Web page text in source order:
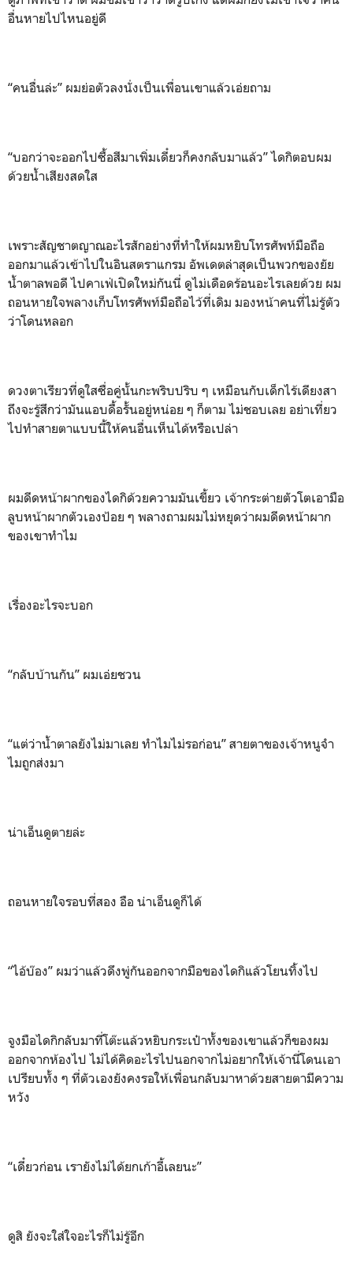
อื่นหายไปไหนอยู่ดี
“คนอื่นล่ะ” ผมย่อตัวลงนั่งเป็นเพื่อนเขาแล้วเอ่ยถาม
“บอกว่าจะออกไปซื้อสีมาเพิ่มเดี๋ยวก็คงกลับมาแล้ว” ไดกิตอบผม
ด้วยน้ำเสียงสดใส
เพราะสัญชาตญาณอะไรสักอย่างที่ทำให้ผมหยิบโทรศัพท์มือถือ
ออกมาแล้วเข้าไปในอินสตราแกรม อัพเดตล่าสุดเป็นพวกของยัย
น้ำตาลพอดี ไปคาเฟ่เปิดใหม่กันนี่ ดูไม่เดือดร้อนอะไรเลยด้วย ผม
ถอนหายใจพลางเก็บโทรศัพท์มือถือไว้ที่เดิม มองหน้าคนที่ไม่รู้ตัว
ว่าโดนหลอก
ดวงตาเรียวที่ดูใสซื่อคู่นั้นกะพริบปริบ ๆ เหมือนกับเด็กไร้เดียงสา
ถึงจะรู้สึกว่ามันแอบดื้อรั้นอยู่หน่อย ๆ ก็ตาม ไม่ชอบเลย อย่าเที่ยว
ไปทำสายตาแบบนี้ให้คนอื่นเห็นได้หรือเปล่า
ผมดีดหน้าผากของไดกิด้วยความมันเขี้ยว เจ้ากระต่ายตัวโตเอามือ
ลูบหน้าผากตัวเองป้อย ๆ พลางถามผมไม่หยุดว่าผมดีดหน้าผาก
ของเขาทำไม
เรื่องอะไรจะบอก
“กลับบ้านกัน” ผมเอ่ยชวน
“แต่ว่าน้ำตาลยังไม่มาเลย ทำไมไม่รอก่อน” สายตาของเจ้าหนูจำ
ไมถูกส่งมา
น่าเอ็นดูตายล่ะ
ถอนหายใจรอบที่สอง อือ น่าเอ็นดูก็ได้
“ไอ้บ๊อง” ผมว่าแล้วดึงพู่กันออกจากมือของไดกิแล้วโยนทิ้งไป
จูงมือไดกิกลับมาที่โต๊ะแล้วหยิบกระเป๋าทั้งของเขาแล้วก็ของผม
ออกจากห้องไป ไม่ได้คิดอะไรไปนอกจากไม่อยากให้เจ้านี่โดนเอา
เปรียบทั้ง ๆ ที่ตัวเองยังคงรอให้เพื่อนกลับมาหาด้วยสายตามีความ
หวัง
“เดี๋ยวก่อน เรายังไม่ได้ยกเก้าอี้เลยนะ”
ดูสิ ยังจะใส่ใจอะไรก็ไม่รู้อีก